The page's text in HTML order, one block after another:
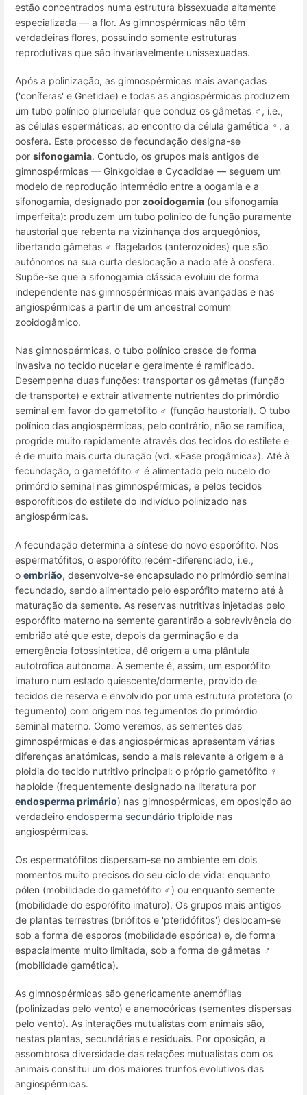
estão concentrados numa estrutura bissexuada altamente
especializada — a flor. As gimnospérmicas não têm
verdadeiras flores, possuindo somente estruturas
reprodutivas que são invariavelmente unissexuadas.
Após a polinização, as gimnospérmicas mais avançadas
('coníferas' e Gnetidae) e todas as angiospérmicas produzem
um tubo polínico pluricelular que conduz os gâmetas ♂, i.e.,
as células espermáticas, ao encontro da célula gamética ♀, a
oosfera. Este processo de fecundação designa-se
por sifonogamia. Contudo, os grupos mais antigos de
gimnospérmicas — Ginkgoidae e Cycadidae — seguem um
modelo de reprodução intermédio entre a oogamia e a
sifonogamia, designado por zooidogamia (ou sifonogamia
imperfeita): produzem um tubo polínico de função puramente
haustorial que rebenta na vizinhança dos arquegónios,
libertando gâmetas ♂ flagelados (anterozoides) que são
autónomos na sua curta deslocação a nado até à oosfera.
Supõe-se que a sifonogamia clássica evoluiu de forma
independente nas gimnospérmicas mais avançadas e nas
angiospérmicas a partir de um ancestral comum
zooidogâmico.
Nas gimnospérmicas, o tubo polínico cresce de forma
invasiva no tecido nucelar e geralmente é ramificado.
Desempenha duas funções: transportar os gâmetas (função
de transporte) e extrair ativamente nutrientes do primórdio
seminal em favor do gametófito ♂ (função haustorial). O tubo
polínico das angiospérmicas, pelo contrário, não se ramifica,
progride muito rapidamente através dos tecidos do estilete e
é de muito mais curta duração (vd. «Fase progâmica»). Até à
fecundação, o gametófito ♂ é alimentado pelo nucelo do
primórdio seminal nas gimnospérmicas, e pelos tecidos
esporofíticos do estilete do indivíduo polinizado nas
angiospérmicas.
A fecundação determina a síntese do novo esporófito. Nos
espermatófitos, o esporófito recém-diferenciado, i.e.,
o embrião, desenvolve-se encapsulado no primórdio seminal
fecundado, sendo alimentado pelo esporófito materno até à
maturação da semente. As reservas nutritivas injetadas pelo
esporófito materno na semente garantirão a sobrevivência do
embrião até que este, depois da germinação e da
emergência fotossintética, dê origem a uma plântula
autotrófica autónoma. A semente é, assim, um esporófito
imaturo num estado quiescente/dormente, provido de
tecidos de reserva e envolvido por uma estrutura protetora (o
tegumento) com origem nos tegumentos do primórdio
seminal materno. Como veremos, as sementes das
gimnospérmicas e das angiospérmicas apresentam várias
diferenças anatómicas, sendo a mais relevante a origem e a
ploidia do tecido nutritivo principal: o próprio gametófito ♀
haploide (frequentemente designado na literatura por
endosperma primário) nas gimnospérmicas, em oposição ao
verdadeiro endosperma secundário triploide nas
angiospérmicas.
Os espermatófitos dispersam-se no ambiente em dois
momentos muito precisos do seu ciclo de vida: enquanto
pólen (mobilidade do gametófito ♂) ou enquanto semente
(mobilidade do esporófito imaturo). Os grupos mais antigos
de plantas terrestres (briófitos e 'pteridófitos') deslocam-se
sob a forma de esporos (mobilidade espórica) e, de forma
espacialmente muito limitada, sob a forma de gâmetas ♂
(mobilidade gamética).
As gimnospérmicas são genericamente anemófilas
(polinizadas pelo vento) e anemocóricas (sementes dispersas
pelo vento). As interações mutualistas com animais são,
nestas plantas, secundárias e residuais. Por oposição, a
assombrosa diversidade das relações mutualistas com os
animais constitui um dos maiores trunfos evolutivos das
angiospérmicas.